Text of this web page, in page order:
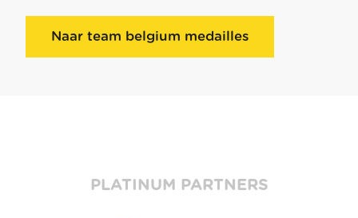
Naar team belgium medailles
PLATINUM PARTNERS